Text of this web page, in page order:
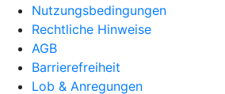
Nutzungsbedingungen
Rechtliche Hinweise
AGB
Barrierefreiheit
Lob & Anregungen